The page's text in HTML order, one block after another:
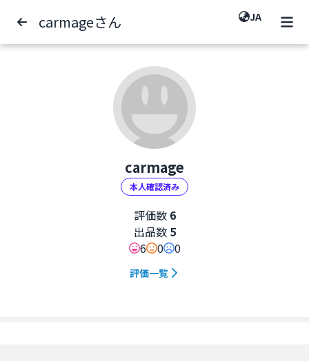
carmageさん JA
carmage
本人確認済み
評価数 6
出品数 5
6
0 0
評価一覧